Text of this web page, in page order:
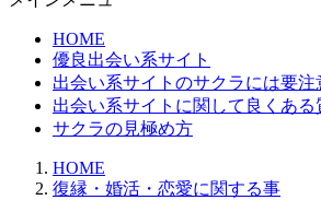
HOME
優良出会い系サイト
出会い系サイトのサクラには要注
出会い系サイトに関して良くある
サクラの見極め方
HOME
復縁・婚活・恋愛に関する事